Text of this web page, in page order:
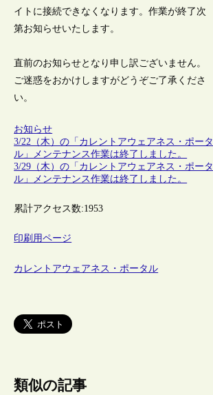
イトに接続できなくなります。作業が終了次
第お知らせいたします。
直前のお知らせとなり申し訳ございません。
ご迷惑をおかけしますがどうぞご了承くださ
い。
お知らせ
3/22（木）の「カレントアウェアネス・ポータ
ル」メンテナンス作業は終了しました。
3/29（木）の「カレントアウェアネス・ポータ
ル」メンテナンス作業は終了しました。
累計アクセス数:1953
印刷用ページ
カレントアウェアネス・ポータル
類似の記事